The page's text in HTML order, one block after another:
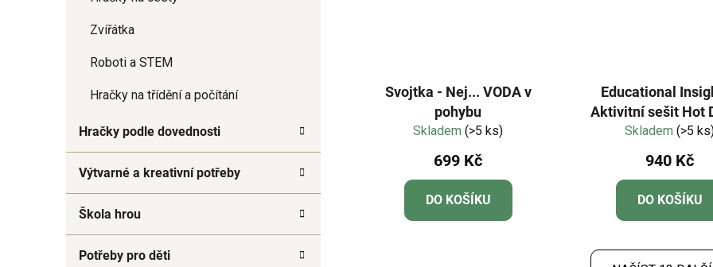
Zvířátka
Roboti a STEM
Hračky na třídění a počítání
Hračky podle dovednosti
Výtvarné a kreativní potřeby
Škola hrou
Potřeby pro děti
Svojtka - Nej... VODA v
pohybu
Skladem(>5 ks)
699 Kč
DO KOŠÍKU
Educational
Aktivitní sešit Hot
Numberblocks
interaktivní
Skladem(>5
940 Kč
DO KOŠÍKU